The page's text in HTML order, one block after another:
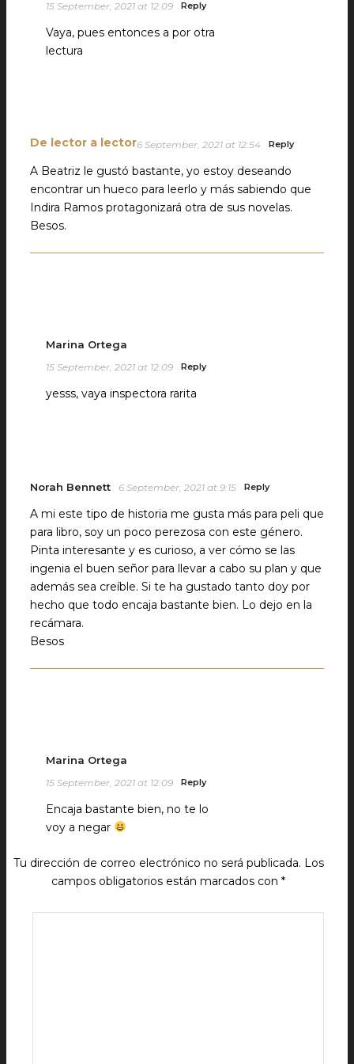
15 September, 2021 at 12:09 Reply
Vaya, pues entonces a por otra
lectura
De lector a lector6 September, 2021 at 12:54 Reply
A Beatriz le gustó bastante, yo estoy deseando
encontrar un hueco para leerlo y más sabiendo que
Indira Ramos protagonizará otra de sus novelas.
Besos.
Marina Ortega
15 September, 2021 at 12:09 Reply
yesss, vaya inspectora rarita
Norah Bennett 6 September, 2021 at 9:15 Reply
A mi este tipo de historia me gusta más para peli que
para libro, soy un poco perezosa con este género.
Pinta interesante y es curioso, a ver cómo se las
ingenia el buen señor para llevar a cabo su plan y que
además sea creíble. Si te ha gustado tanto doy por
hecho que todo encaja bastante bien. Lo dejo en la
recámara.
Besos
Marina Ortega
15 September, 2021 at 12:09 Reply
Encaja bastante bien, no te lo
voy a negar
Tu dirección de correo electrónico no será publicada. Los
campos obligatorios están marcados con*